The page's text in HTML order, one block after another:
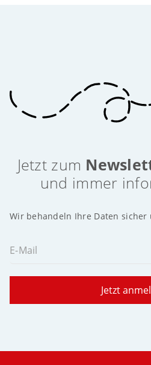
Jetzt zum
und immer
Wir behandeln Ihre Daten
E-Mail
Jetzt